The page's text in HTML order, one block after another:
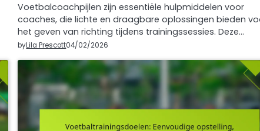
Voetbalcoachpijlen zijn essentiële hulpmiddelen voor
coaches, die lichte en draagbare oplossingen bieden
het geven van richting tijdens trainingssessies. Deze…
byLila Prescott04/02/2026